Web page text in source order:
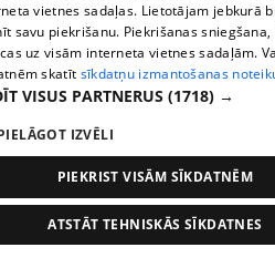
pirms 2 gadiem, 5 mēnešiem
Deniss Ševeļovs atklāj, ka
13. epizode
vietnes sadaļas. Lietotājam jebkurā
savu piekrišanu. Piekrišanas
uz visām interneta vietnes sadaļām.
skatīt sīkdatņu izmantošanas
VISUS PARTNERUS (1718) →
IZVĒLI
PIEKRIST VISĀM SĪKDATNĒM
ATSTĀT TEHNISKĀS SĪKDATNES